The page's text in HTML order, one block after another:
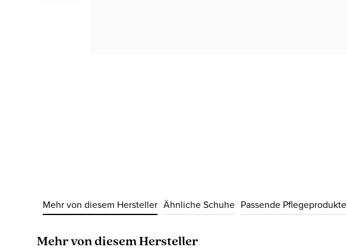
Mehr von diesem Hersteller Ähnliche Schuhe Passende Pflegeprodukte
Produktgalerie überspringen
Mehr von diesem Hersteller